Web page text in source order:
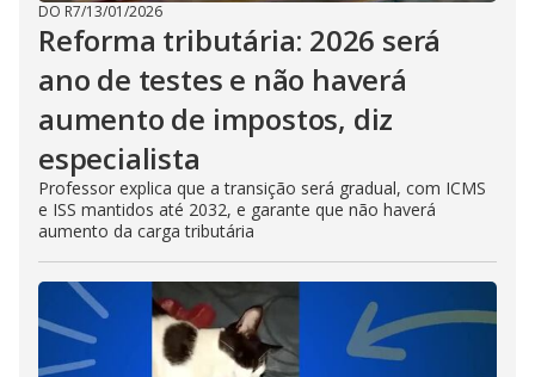
DO R7/13/01/2026
Reforma tributária: 2026 será
ano de testes e não haverá
aumento de impostos, diz
especialista
Professor explica que a transição será gradual, com ICMS
e ISS mantidos até 2032, e garante que não haverá
aumento da carga tributária